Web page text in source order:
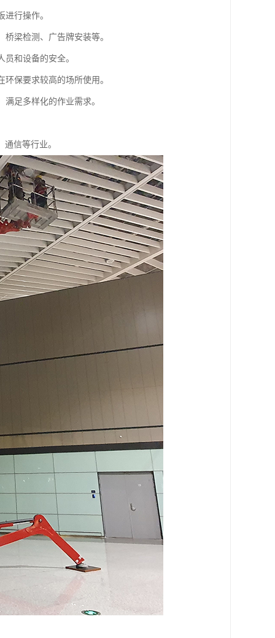
行操作。
梁检测、广告牌安装等。
和设备的安全。
保要求较高的场所使用。
足多样化的作业需求。
信等行业。